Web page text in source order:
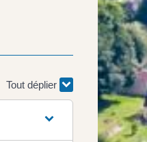
Tout déplier